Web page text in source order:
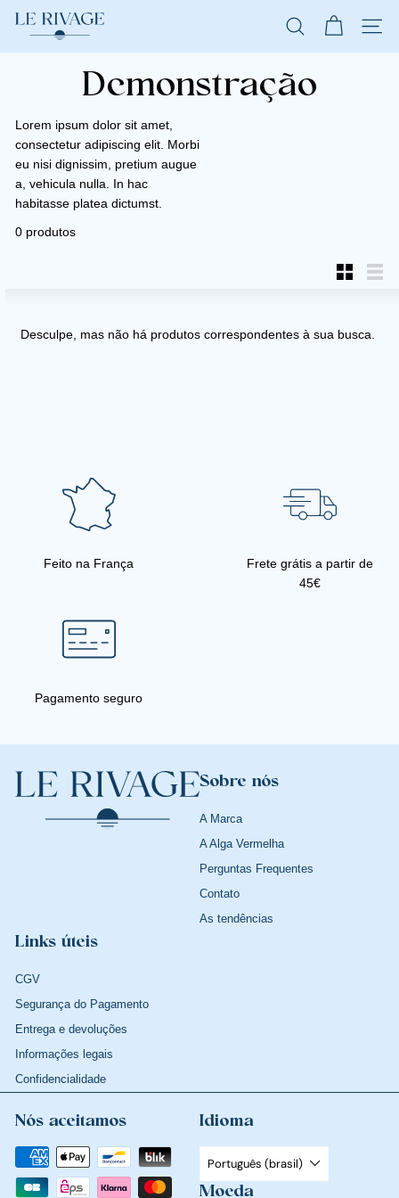
para
L
e
i
v
a
g
e
PESQUISA
Demonstração
Lorem ipsum dolor sit amet,
consectetur adipiscing elit. Morbi
eu nisi dignissim, pretium augue
a, vehicula nulla. In hac
habitasse platea dictumst.
0 produtos
Desculpe, mas não há produtos correspondentes à sua busca.
Feito na França
Frete grátis a partir de
45€
Pagamento seguro
Sobre nós
A Marca
A Alga Vermelha
Perguntas Frequentes
Contato
As tendências
Links úteis
CGV
Segurança do Pagamento
Entrega e devoluções
Informações legais
Confidencialidade
Nós aceitamos Idioma
Português (brasil)